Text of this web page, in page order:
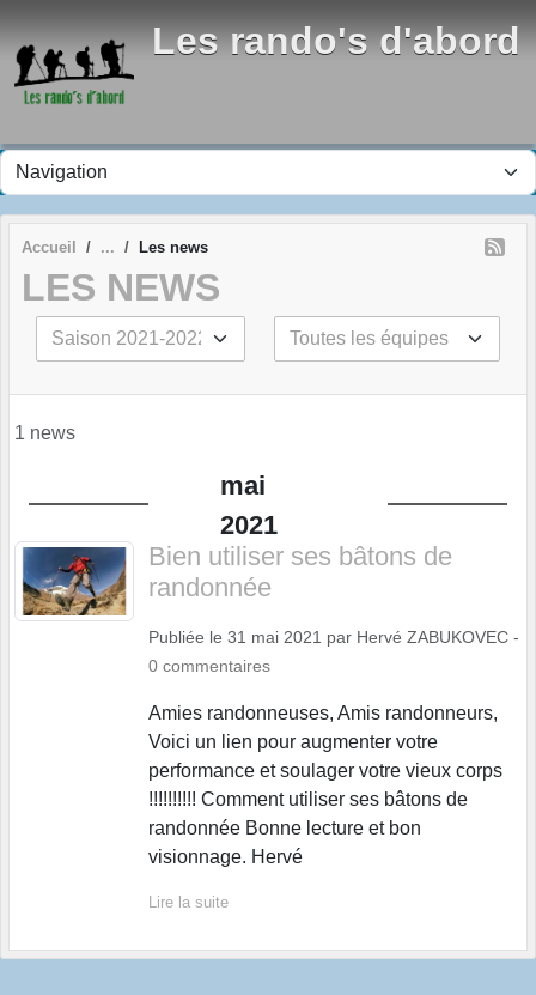
Les rando's d'abord
Accueil Les news
LES NEWS
1 news
mai
2021
Bien utiliser ses bâtons de
randonnée
Publiée le 31 mai 2021 par Hervé ZABUKOVEC -
0 commentaires
Amies randonneuses, Amis randonneurs,
Voici un lien pour augmenter votre
performance et soulager votre vieux corps
!!!!!!!!!! Comment utiliser ses bâtons de
randonnée Bonne lecture et bon
visionnage. Hervé
Lire la suite